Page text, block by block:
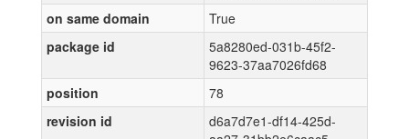
on same domain
True
package id
5a8280ed-031b-45f2-
9623-37aa7026fd68
position
78
revision id
d6a7d7e1-df14-425d-